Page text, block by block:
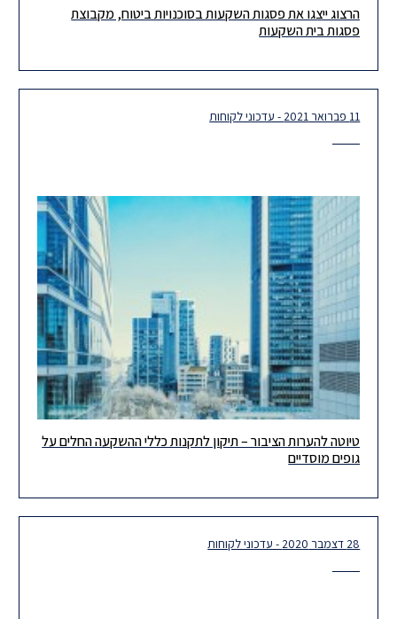
לאחרונה ייצגנו את פסגות השקעות בסוכנויות ביטוח, מקבוצת פסגות
הרצוג ייצגו את פסגות השקעות בסוכנויות ביטוח, מקבוצת
פסגות בית השקעות
11 פברואר 2021 - עדכוני לקוחות
משרד האוצר ורשות שוק ההון פרסמו טיוטה להערות הציבור לתיקון
טיוטה להערות הציבור – תיקון לתקנות כללי ההשקעה החלים על
גופים מוסדיים
28 דצמבר 2020 - עדכוני לקוחות